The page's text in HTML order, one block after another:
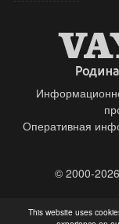
This website uses
Оперативная
© 2000-